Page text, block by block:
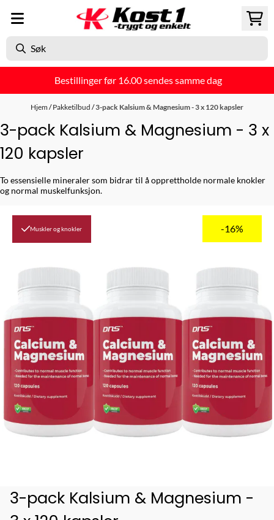
Hopp til innhold
Bestillinger før 16.00 sendes samme dag
Hjem/Pakketilbud /3-pack Kalsium & Magnesium - 3 x 120 kapsler
3-pack Kalsium & Magnesium - 3 x
120 kapsler
To essensielle mineraler som bidrar til å opprettholde normale knokler
og normal muskelfunksjon.
-16%
Muskler og knokler
3-pack Kalsium & Magnesium -